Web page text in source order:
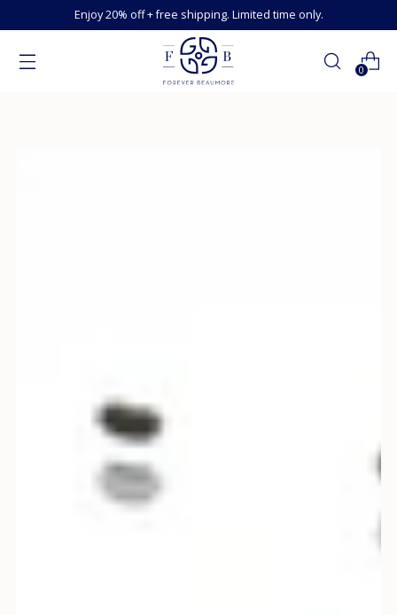
Enjoy 20% off + free shipping. Limited time only.
0